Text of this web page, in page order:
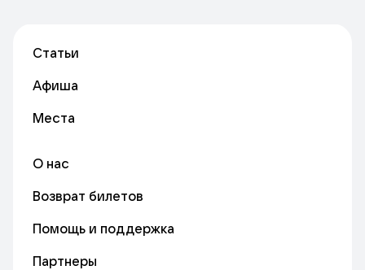
Статьи
Афиша
Места
О нас
Возврат билетов
Помощь и поддержка
Партнеры